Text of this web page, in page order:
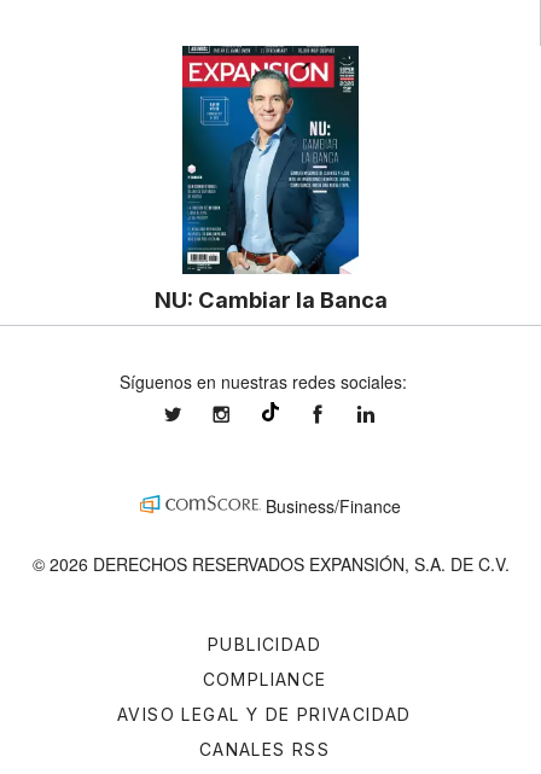
NU: Cambiar la Banca
PUBLICIDAD
COMPLIANCE
AVISO LEGAL Y DE PRIVACIDAD
CANALES RSS
Síguenos en nuestras redes sociales:
expansionmxexpansionmx ExpansionMex
Business/Finance
© 2026 DERECHOS RESERVADOS EXPANSIÓN, S.A. DE C.V.